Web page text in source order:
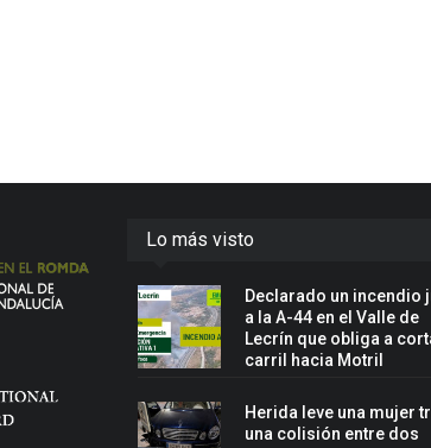
Lo más visto
Declarado un incendio
a la A-44 en el Valle de
Lecrín que obliga a
carril hacia Motril
Herida leve una mujer
una colisión entre dos